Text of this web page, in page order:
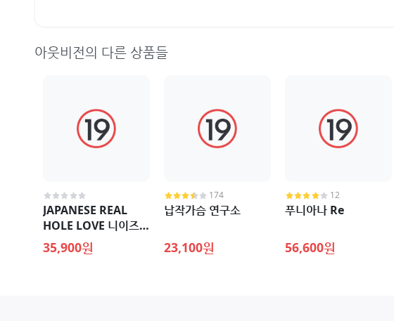
아웃비전의 다른 상품들
JAPANESE REAL
HOLE LOVE 니이즈마
유카
35,900원
174
납작가슴 연구소
23,100원
12
푸니아나 Re
56,600원